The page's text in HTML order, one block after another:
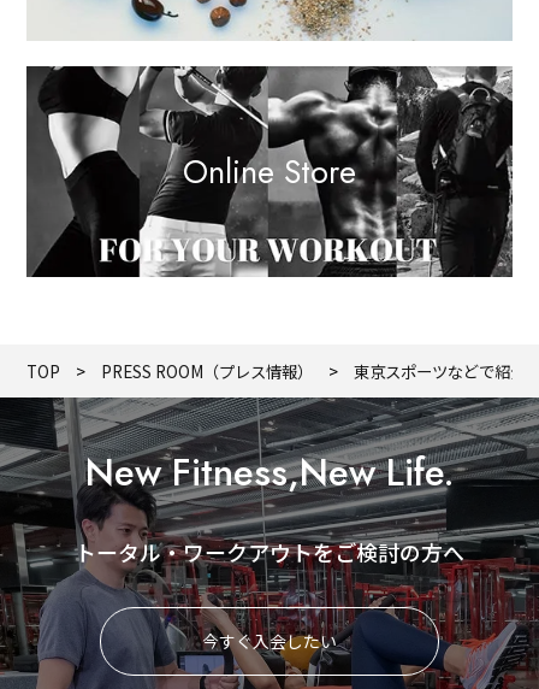
Online Store
TOP PRESS ROOM（プレス情報） 東京スポーツなどで紹介
New Fitness,New Life.
トータル・ワークアウトをご検討の方へ
今すぐ入会したい